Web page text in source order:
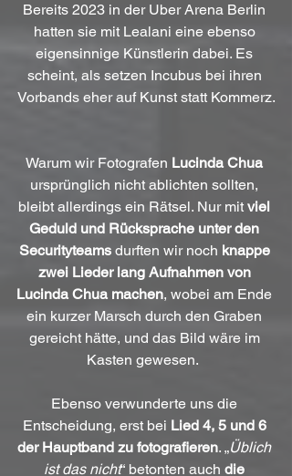
Bereits 2023 in der Uber Arena Berlin
hatten sie mit Lealani eine ebenso
eigensinnige Künstlerin dabei. Es
scheint, als setzen Incubus bei ihren
Vorbands eher auf Kunst statt Kommerz.
Warum wir Fotografen Lucinda Chua
ursprünglich nicht ablichten sollten,
bleibt allerdings ein Rätsel. Nur mit viel
Geduld und Rücksprache unter den
Securityteams durften wir noch knappe
zwei Lieder lang Aufnahmen von
Lucinda Chua machen, wobei am Ende
ein kurzer Marsch durch den Graben
gereicht hätte, und das Bild wäre im
Kasten gewesen.
Ebenso verwunderte uns die
Entscheidung, erst bei Lied 4, 5 und 6
der Hauptband zu fotografieren. „Üblich
ist das nicht“ betonten auch die